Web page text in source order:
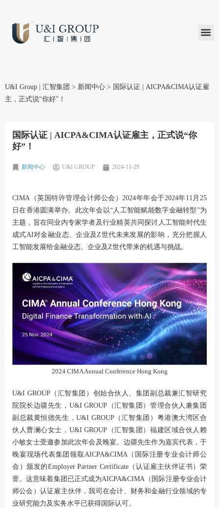
U&I Group | 汇智集团 > 新闻中心 > 国际认证 | AICPA&CIMA认证雇
主，正式说“你好”！
国际认证 | AICPA&CIMA认证雇主，正式说“你
好”！
新闻中心 U&I GROUP 2024-11-29
CIMA（英国特许管理会计师公会）2024年年会于2024年11月25
日在香港圆满举办。此次年会以“人工智能赋能数字金融转型”为
主题，旨在同业内专家学者及行业精英共同探讨人工智能时代生
成式AI对金融业态、企业及Z世代未来发展的影响，充分把握人
工智能发展给金融业态、企业及Z世代带来的机遇与挑战。
2024 CIMA Annual Conference Hong Kong
U&I GROUP（汇智集团）创始合伙人、集团副总裁兼汇智研究
院院长边疆先生，U&I GROUP（汇智集团）管理合伙人兼集团
副总裁黄恒德先生，U&I GROUP（汇智集团）粤港澳大湾区合
伙人曹澜心女士，U&I GROUP（汇智集团）福建区域合伙人赖
小敏女士受邀参加此次年会及晚宴。边疆先生作为嘉宾代表，于
晚宴现场代表集团领取AICPA&CIMA（国际注册专业会计师公
会）颁发的Employer Partner Certificate（认证雇主伙伴证书）荣
誉。这意味着集团已正式成为AICPA&CIMA（国际注册专业会计
师公会）认证雇主伙伴，我司在会计、财务和金融行业领域的专
业研究能力及实务水平已获得国际认可。